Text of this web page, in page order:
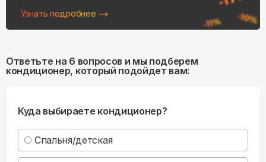
Узнать подробнее
Ответьте на 6 вопросов и мы подберем
кондиционер, который подойдет вам:
Куда выбираете кондиционер?
Спальня/детская